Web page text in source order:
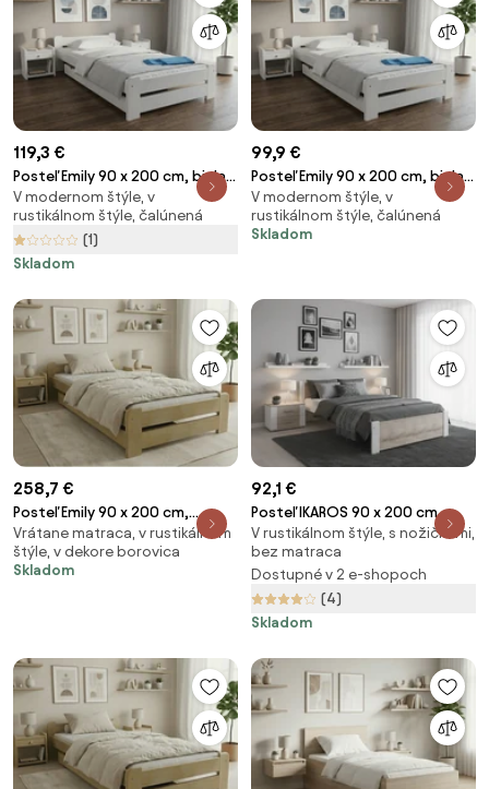
119,3 €
Posteľ Emily 90 x 200 cm, biela
Rošt: S lamelovým roštom,
Matrac: Bez matraca
V modernom štýle, v
rustikálnom štýle, čalúnená
(1)
Skladom
99,9 €
Posteľ Emily 90 x 200 cm, biela
Rošt: Bez roštu, Matrac: Bez
matraca
V modernom štýle, v
rustikálnom štýle, čalúnená
Skladom
258,7 €
Posteľ Emily 90 x 200 cm,
borovica Rošt: S latkovým
roštom, Matrac: Matrac
COCO MAXI 20 cm
Vrátane matraca, v rustikálnom
štýle, v dekore borovica
Skladom
92,1 €
Posteľ IKAROS 90 x 200 cm,
biela/dub sonoma Rošt: S
latkovým roštom, Matrac: Bez
matraca
V rustikálnom štýle, s nožičkami,
bez matraca
Dostupné v 2 e-shopoch
(4)
Skladom